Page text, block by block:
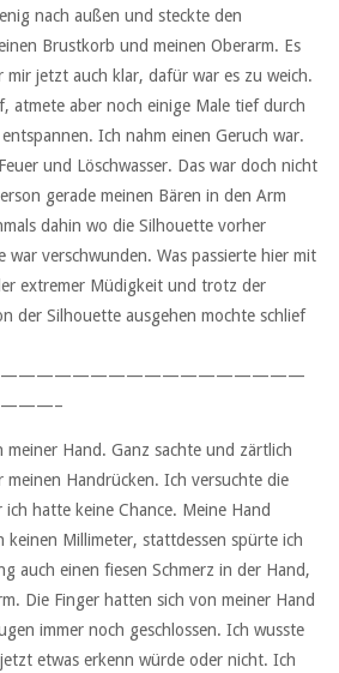
nach außen und steckte den
Brustkorb und meinen Oberarm. Es
mir jetzt auch klar, dafür war es zu weich.
atmete aber noch einige Male tief durch
Ich nahm einen Geruch war.
und Löschwasser. Das war doch nicht
gerade meinen Bären in den Arm
dahin wo die Silhouette vorher
war verschwunden. Was passierte hier mit
extremer Müdigkeit und trotz der
der Silhouette ausgehen mochte schlief
meiner Hand. Ganz sachte und zärtlich
meinen Handrücken. Ich versuchte die
hatte keine Chance. Meine Hand
keinen Millimeter, stattdessen spürte ich
auch einen fiesen Schmerz in der Hand,
Die Finger hatten sich von meiner Hand
immer noch geschlossen. Ich wusste
etwas erkenn würde oder nicht. Ich